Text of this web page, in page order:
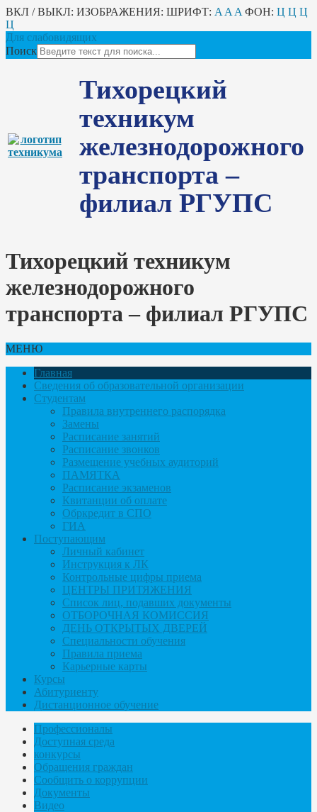
ВКЛ / ВЫКЛ: ИЗОБРАЖЕНИЯ: ШРИФТ: A A A ФОН: Ц Ц Ц
Ц
Для слабовидящих
Поиск
Тихорецкий
техникум
железнодорожного
транспорта –
филиал РГУПС
Тихорецкий техникум
железнодорожного
транспорта – филиал РГУПС
МЕНЮ
Главная
Сведения об образовательной организации
Студентам
Правила внутреннего распорядка
Замены
Расписание занятий
Расписание звонков
Размещение учебных аудиторий
ПАМЯТКА
Расписание экзаменов
Квитанции об оплате
Обркредит в СПО
ГИА
Поступающим
Личный кабинет
Инструкция к ЛК
Контрольные цифры приема
ЦЕНТРЫ ПРИТЯЖЕНИЯ
Список лиц, подавших документы
ОТБОРОЧНАЯ КОМИССИЯ
ДЕНЬ ОТКРЫТЫХ ДВЕРЕЙ
Специальности обучения
Правила приема
Карьерные карты
Курсы
Абитуриенту
Дистанционное обучение
Профессионалы
Доступная среда
конкурсы
Обращения граждан
Сообщить о коррупции
Документы
Видео